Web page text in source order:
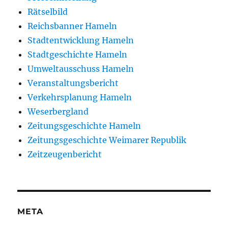
Rätselbild
Reichsbanner Hameln
Stadtentwicklung Hameln
Stadtgeschichte Hameln
Umweltausschuss Hameln
Veranstaltungsbericht
Verkehrsplanung Hameln
Weserbergland
Zeitungsgeschichte Hameln
Zeitungsgeschichte Weimarer Republik
Zeitzeugenbericht
META